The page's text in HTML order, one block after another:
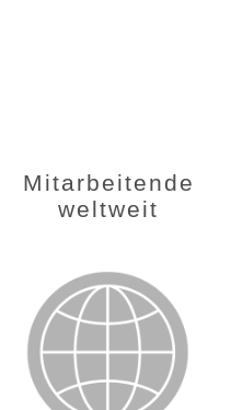
Mitarbeitende
weltweit